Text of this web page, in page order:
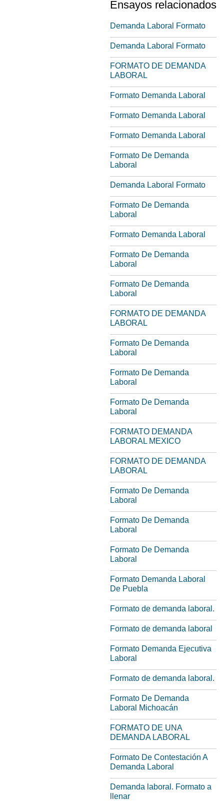
Ensayos relacionados
Demanda Laboral Formato
Demanda Laboral Formato
FORMATO DE DEMANDA
LABORAL
Formato Demanda Laboral
Formato Demanda Laboral
Formato Demanda Laboral
Formato De Demanda
Laboral
Demanda Laboral Formato
Formato De Demanda
Laboral
Formato Demanda Laboral
Formato De Demanda
Laboral
Formato De Demanda
Laboral
FORMATO DE DEMANDA
LABORAL
Formato De Demanda
Laboral
Formato De Demanda
Laboral
Formato De Demanda
Laboral
FORMATO DEMANDA
LABORAL MEXICO
FORMATO DE DEMANDA
LABORAL
Formato De Demanda
Laboral
Formato De Demanda
Laboral
Formato De Demanda
Laboral
Formato Demanda Laboral
De Puebla
Formato de demanda laboral.
Formato de demanda laboral
Formato Demanda Ejecutiva
Laboral
Formato de demanda laboral.
Formato De Demanda
Laboral Michoacán
FORMATO DE UNA
DEMANDA LABORAL
Formato De Contestación A
Demanda Laboral
Demanda laboral. Formato a
llenar